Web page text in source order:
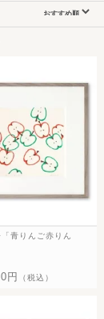
青りんご赤りん
円 （税込）